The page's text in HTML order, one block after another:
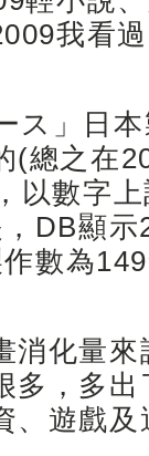
我看
ス」日
(總之在
以數字
DB顯示
數為
消化量
多，多
、遊戲